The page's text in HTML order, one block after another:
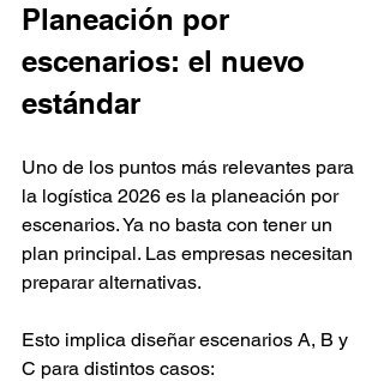
Planeación por
escenarios: el nuevo
estándar
Uno de los puntos más relevantes para
la logística 2026 es la planeación por
escenarios. Ya no basta con tener un
plan principal. Las empresas necesitan
preparar alternativas.
Esto implica diseñar escenarios A, B y
C para distintos casos: